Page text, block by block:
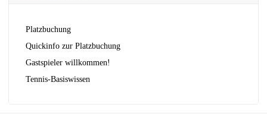
Platzbuchung
Quickinfo zur Platzbuchung
Gastspieler willkommen!
Tennis-Basiswissen